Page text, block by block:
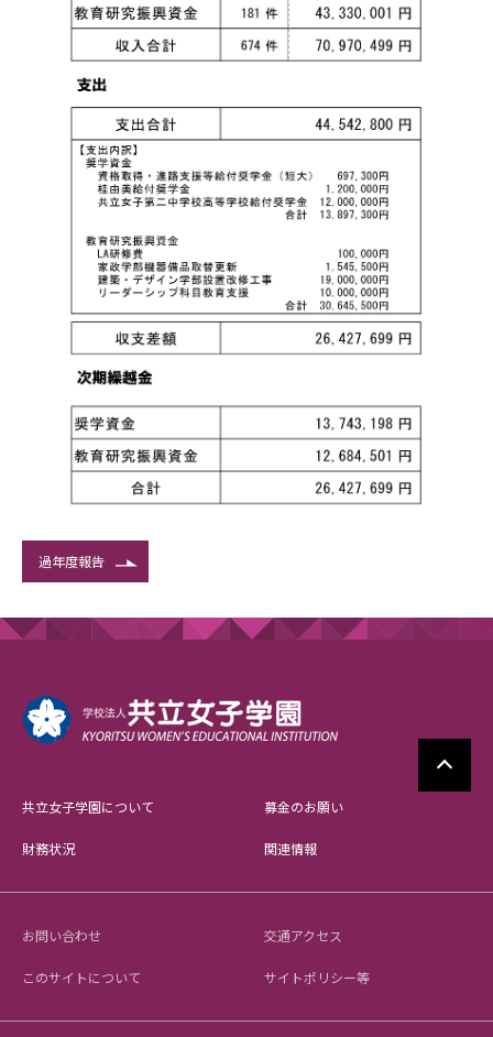
過年度報告
共立女子学園について
財務状況
募金のお願い
関連情報
お問い合わせ 交通アクセス
このサイトについて サイトポリシー等